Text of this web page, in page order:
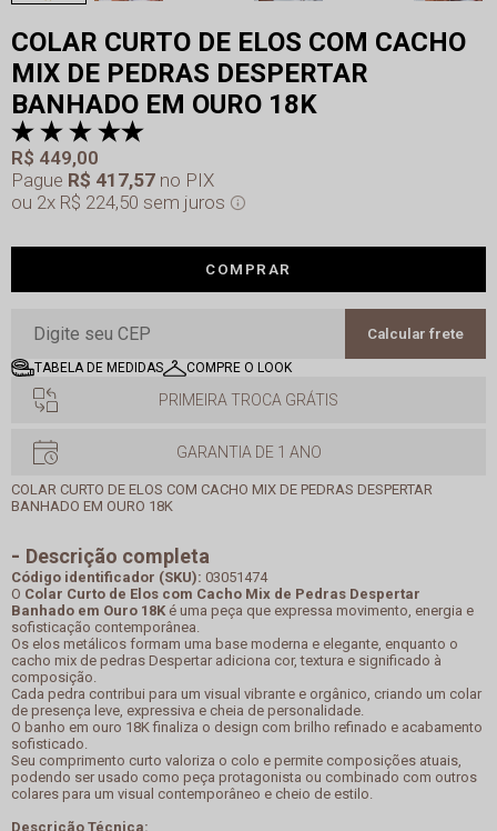
COLAR CURTO DE ELOS COM CACHO
MIX DE PEDRAS DESPERTAR
BANHADO EM OURO 18K
Pague R$ 417,57no PIX
R$ 449,00
2x R$ 224,50 sem juros
COMPRAR
Calcular frete
TABELA DE MEDIDAS COMPRE O LOOK
PRIMEIRA TROCA GRÁTIS
GARANTIA DE 1 ANO
COLAR CURTO DE ELOS COM CACHO MIX DE PEDRAS DESPERTAR
BANHADO EM OURO 18K
Descrição completa
Código identificador (SKU): 03051474
O Colar Curto de Elos com Cacho Mix de Pedras Despertar
Banhado em Ouro 18Ké uma peça que expressa movimento, energia e
sofisticação contemporânea.
Os elos metálicos formam uma base moderna e elegante, enquanto o
cacho mix de pedras Despertar adiciona cor, textura e significado à
composição.
Cada pedra contribui para um visual vibrante e orgânico, criando um colar
de presença leve, expressiva e cheia de personalidade.
O banho em ouro 18K finaliza o design com brilho refinado e acabamento
sofisticado.
Seu comprimento curto valoriza o colo e permite composições atuais,
podendo ser usado como peça protagonista ou combinado com outros
colares para um visual contemporâneo e cheio de estilo.
Descrição Técnica: